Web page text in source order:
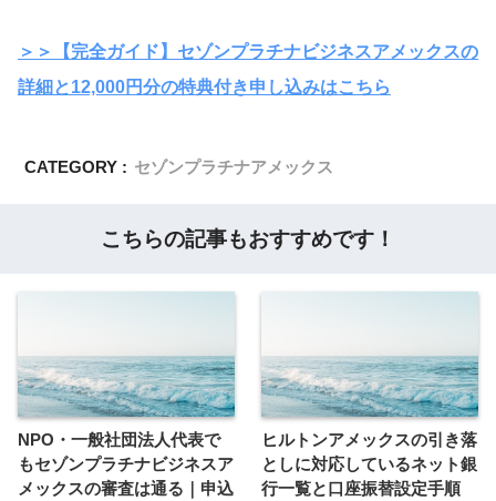
＞＞【完全ガイド】セゾンプラチナビジネスアメックスの
詳細と12,000円分の特典付き申し込みはこちら
CATEGORY : セゾンプラチナアメックス
こちらの記事もおすすめです！
NPO・一般社団法人代表で
もセゾンプラチナビジネスア
メックスの審査は通る｜申込
ヒルトンアメックスの引き落
としに対応しているネット銀
行一覧と口座振替設定手順